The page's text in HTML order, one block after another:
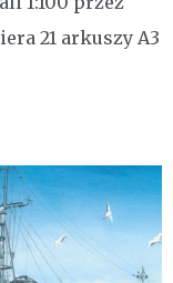
21 arkuszy A3